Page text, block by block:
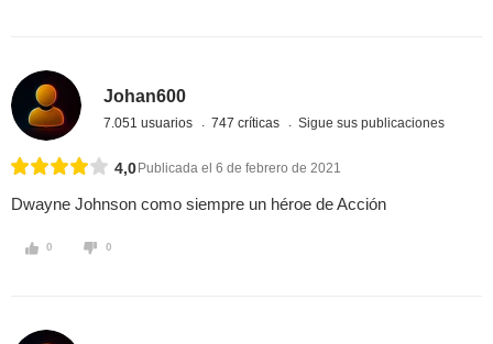
Johan600
7.051 usuarios 747 críticas Sigue sus publicaciones
4,0 Publicada el 6 de febrero de 2021
Dwayne Johnson como siempre un héroe de Acción
0 0